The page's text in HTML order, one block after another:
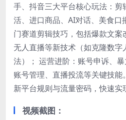
手、抖音​​三大平台核心玩法：剪
活、进口商品、AI对话、美食口
门赛道剪辑技巧，包括爆款文
无人直播等新技术（如克隆数字
法）； ​​运营进阶​​：账号申诉、
账号管理、直播投流等关键技
新平台规则与流量密码，快速实
视频截图：